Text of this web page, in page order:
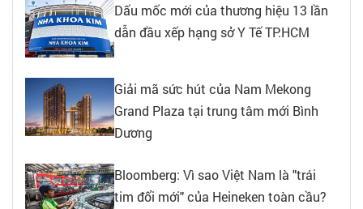
Dấu mốc mới của thương hiệu 13 lần
dẫn đầu xếp hạng sở Y Tế TP.HCM
Giải mã sức hút của Nam Mekong
Grand Plaza tại trung tâm mới Bình
Dương
Bloomberg: Vì sao Việt Nam là "trái
tim đổi mới" của Heineken toàn cầu?